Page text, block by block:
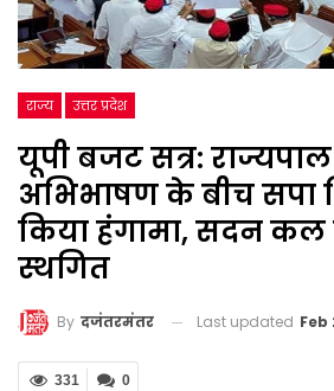
राज्य उत्तर प्रदेश
यूपी बजट सत्र:
अभिभाषण के बीच सपा
किया हंगामा, सदन
स्थगित
By दजंतरमंतर Last updated Feb
0
331